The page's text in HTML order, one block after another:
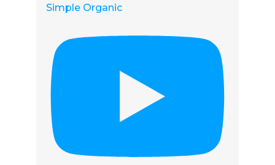
Simple Organic